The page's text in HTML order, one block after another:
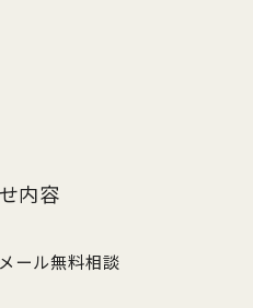
内容
ール無料相談